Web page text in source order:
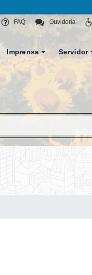
Ouvidoria
FAQ
Imprensa Servidor